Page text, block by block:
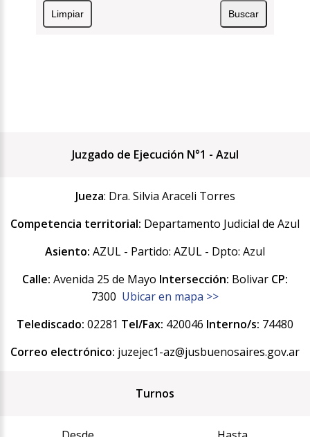
Juzgado de Ejecución N°1 - Azul
Jueza: Dra. Silvia Araceli Torres
Competencia territorial: Departamento Judicial de Azul
Asiento: AZUL - Partido: AZUL - Dpto: Azul
Calle: Avenida 25 de Mayo Intersección: Bolivar CP:
7300 Ubicar en mapa >>
Telediscado: 02281 Tel/Fax: 420046 Interno/s: 74480
Correo electrónico: juzejec1-az@jusbuenosaires.gov.ar
Turnos